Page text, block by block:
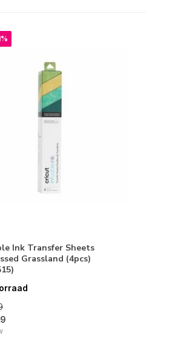
Ink Transfer Sheets
Grassland (4pcs)